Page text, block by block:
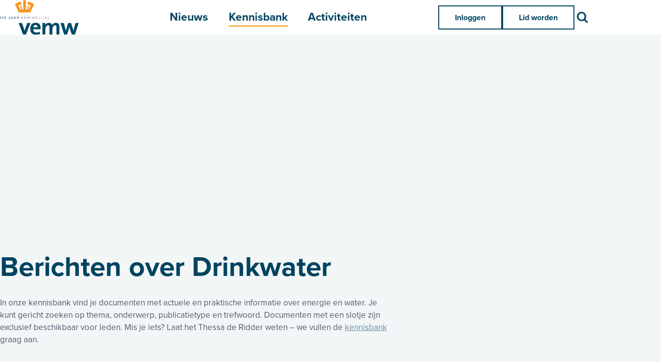
Nieuws Kennisbank Activiteiten Inloggen Lid worden
Berichten over Drinkwater
In onze kennisbank vind je documenten met actuele en praktische informatie over energie en water. Je
kunt gericht zoeken op thema, onderwerp, publicatietype en trefwoord. Documenten met een slotje zijn
exclusief beschikbaar voor leden. Mis je iets? Laat het Thessa de Ridder weten – we vullen de kennisbank
graag aan.